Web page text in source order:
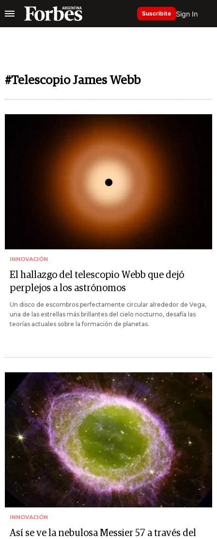
Suscribite Sign In
#Telescopio James Webb
INNOVACIÓN
El hallazgo del telescopio Webb que dejó
perplejos a los astrónomos
Un disco de escombros perfectamente circular alrededor de Vega,
una de las estrellas más brillantes del cielo nocturno, desafía las
teorías actuales sobre la formación de planetas.
INNOVACIÓN
Así se ve la nebulosa Messier 57 a través del